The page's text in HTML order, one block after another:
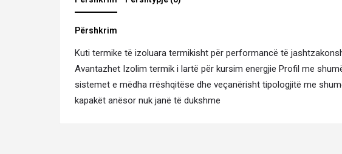
Përshkrim
Kuti termike të izoluara termikisht për performancë të
Avantazhet Izolim termik i lartë për kursim energjie Profil me
sistemet e mëdha rrëshqitëse dhe veçanërisht tipologjitë me
kapakët anësor nuk janë të dukshme